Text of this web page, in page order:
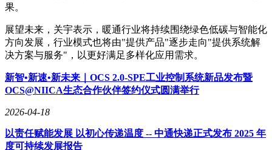
果。
展望未来，关宇表示，暖通行业将持续围绕绿色低碳与智能化
方向发展，行业模式也将由"提供产品"逐步走向"提供系统解
决方案与服务"，以更好满足多样化应用需求。
新智•新速•新未来｜OCS 2.0-SPE工业控制系统新品发布暨
OCS@NIICA生态合作伙伴签约仪式圆满举行
2026-04-18
以责任赋能发展 以初心传递温度 -- 中通快递正式发布 2025 年
度可持续发展报告